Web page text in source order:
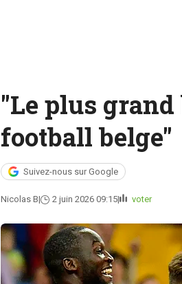
"Le plus
football belge"
Suivez-nous sur Google
Nicolas B 2 juin 2026 09:15 voter